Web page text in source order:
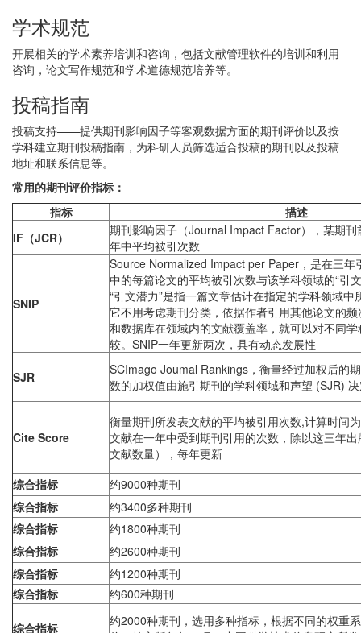
学术规范
开展相关的学术素养培训和咨询，包括文献管理软件的培训和利用
咨询，论文写作规范和学术道德规范培养等。
投稿指南
投稿支持——提供期刊影响因子等客观数据方面的期刊评价以及按
学科建立期刊投稿指南，为科研人员筛选适合投稿的期刊以及投稿
地址和联系信息等。
常用的期刊评价指标：
指标
描述
IF （JCR）
期刊影响因子（Journal Impact Factor），某期
年中平均被引次数
SNIP
Source Normalized Impact per Paper，是在三年
中的每篇论文的平均被引次数与该学科领域的“引
“引文潜力”是指一篇文章估计在指定的学科领域
它不用考虑期刊分类，依据作者引用其他论文的
和数据库在领域内的文献覆盖率，就可以对不同
较。SNIP一年更新两次，具有动态发展性
SJR
SCImago Joumal Rankings，衡量经过加权后的
数的加权值由施引期刊的学科领域和声望 (SJR)
Cite Score
衡量期刊所发表文献的平均被引用次数,计算时间
文献在一年中受到期刊引用的次数，除以这三年
文献数量），每年更新
综合指标
约9000种期刊
综合指标
约3400多种期刊
综合指标
约1800种期刊
综合指标
约2600种期刊
综合指标
约1200种期刊
综合指标
约600种期刊
综合指标
约2000种期刊，选用多种指标，根据不同的权重